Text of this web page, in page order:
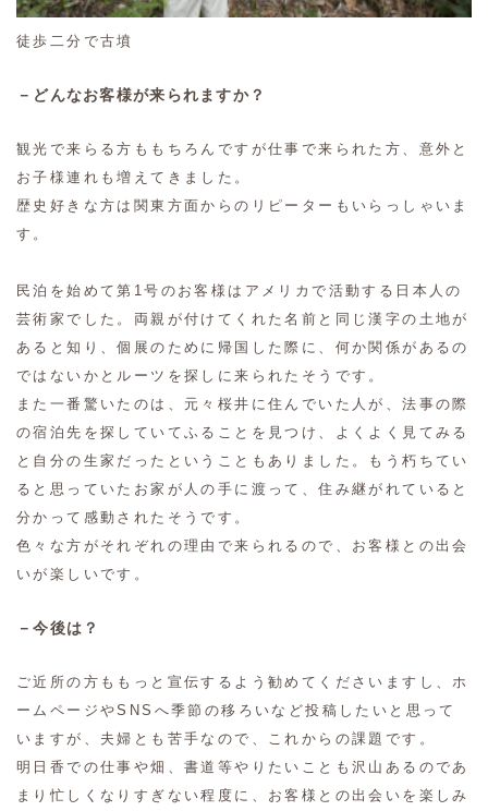
徒歩二分で古墳
－どんなお客様が来られますか？
観光で来らる方ももちろんですが仕事で来られた方、意外と
お子様連れも増えてきました。
歴史好きな方は関東方面からのリピーターもいらっしゃいま
す。
民泊を始めて第1号のお客様はアメリカで活動する日本人の
芸術家でした。両親が付けてくれた名前と同じ漢字の土地が
あると知り、個展のために帰国した際に、何か関係があるの
ではないかとルーツを探しに来られたそうです。
また一番驚いたのは、元々桜井に住んでいた人が、法事の際
の宿泊先を探していてふることを見つけ、よくよく見てみる
と自分の生家だったということもありました。もう朽ちてい
ると思っていたお家が人の手に渡って、住み継がれていると
分かって感動されたそうです。
色々な方がそれぞれの理由で来られるので、お客様との出会
いが楽しいです。
－今後は？
ご近所の方ももっと宣伝するよう勧めてくださいますし、ホ
ームページやSNSへ季節の移ろいなど投稿したいと思って
いますが、夫婦とも苦手なので、これからの課題です。
明日香での仕事や畑、書道等やりたいことも沢山あるのであ
まり忙しくなりすぎない程度に、お客様との出会いを楽しみ